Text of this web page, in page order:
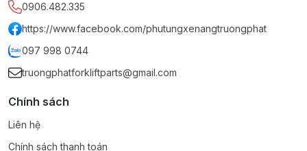
0906.482.335
https://www.facebook.com/phutungxenangtruongphat
097 998 0744
truongphatforkliftparts@gmail.com
Chính sách
Liên hệ
Chính sách thanh toán